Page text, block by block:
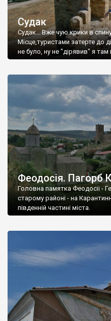
Судак
Судак... Вже чую крики в
Місце,туристами затерте до
не було, ну не "дірявив" я там
Феодосія. Пагорб
Головна памятка Феодосії -
старому районі - на
південній частині міста.